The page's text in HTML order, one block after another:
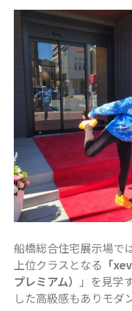
船橋総合住宅展示場で
上位クラスとなる 「
プレミアム）
」を見学
した高級感もありモダ